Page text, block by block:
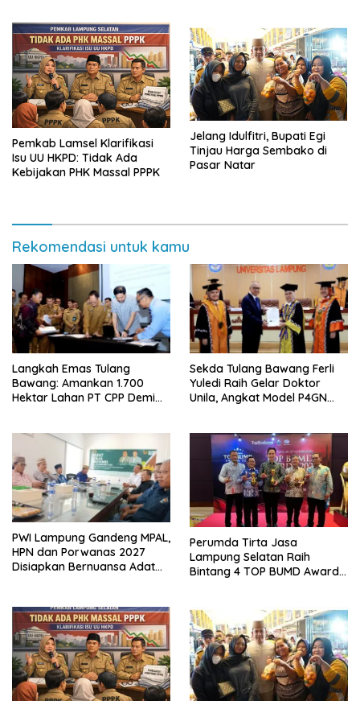
Pemkab Lamsel Klarifikasi
Isu UU HKPD: Tidak Ada
Kebijakan PHK Massal PPPK
Jelang Idulfitri, Bupati Egi
Tinjau Harga Sembako di
Pasar Natar
Rekomendasi untuk kamu
Langkah Emas Tulang
Bawang: Amankan 1.700
Hektar Lahan PT CPP Demi
Sekda Tulang Bawang Ferli
Yuledi Raih Gelar Doktor
Unila, Angkat Model P4GN
PWI Lampung Gandeng MPAL,
HPN dan Porwanas 2027
Disiapkan Bernuansa Adat
Perumda Tirta Jasa
Lampung Selatan Raih
Bintang 4 TOP BUMD Awards